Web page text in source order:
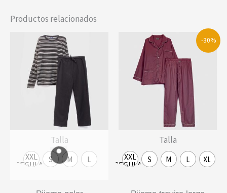
Productos relacionados
Talla
XXL
REGULAR
S M L
-30%
Talla
XXL
REGULAR
S M L XL